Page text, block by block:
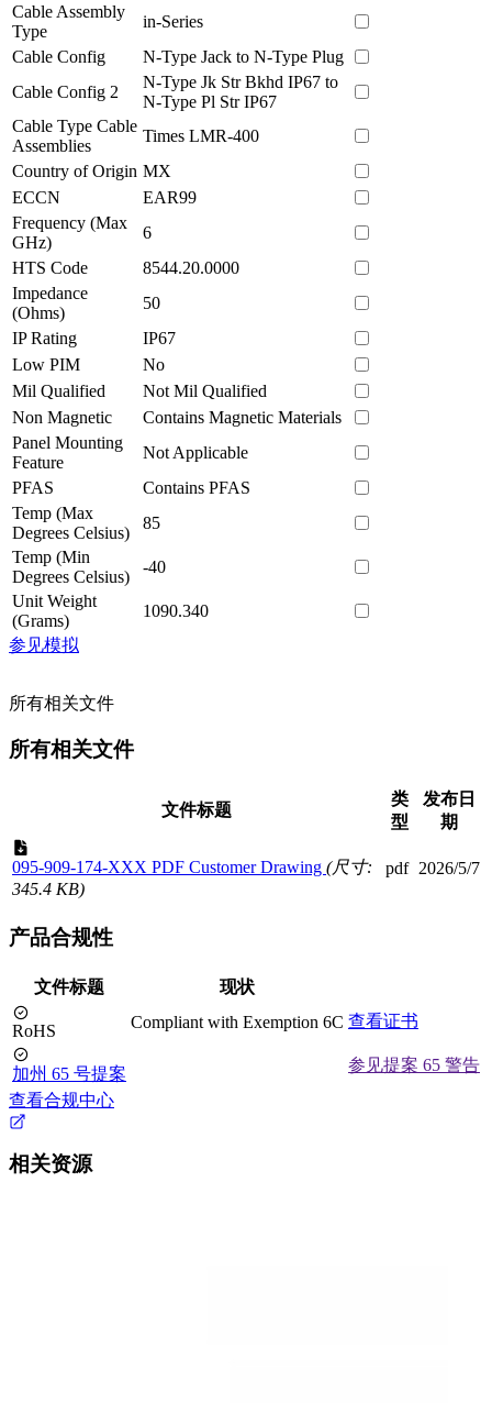
Cable Assembly
Type
in-Series
Cable Config
N-Type Jack to N-Type Plug
Cable Config 2
N-Type Jk Str Bkhd IP67 to
N-Type Pl Str IP67
Cable Type Cable
Assemblies
Times LMR-400
Country of Origin MX
ECCN
EAR99
Frequency (Max
GHz)
6
HTS Code
8544.20.0000
Impedance
(Ohms)
50
IP Rating
IP67
Low PIM
No
Mil Qualified
Not Mil Qualified
Non Magnetic
Contains Magnetic Materials
Panel Mounting
Feature
Not Applicable
PFAS
Contains PFAS
Temp (Max
Degrees Celsius)
85
Temp (Min
Degrees Celsius)
-40
Unit Weight
(Grams)
1090.340
参见模拟
所有相关文件
所有相关文件
文件标题
类
型
发布日
期
095-909-174-XXX PDF Customer Drawing (尺寸:
345.4 KB)
pdf 2026/5/7
产品合规性
文件标题 现状
RoHS Compliant with Exemption 6C 查看证书
加州 65 号提案
参见提案 65 警告
查看合规中心
相关资源